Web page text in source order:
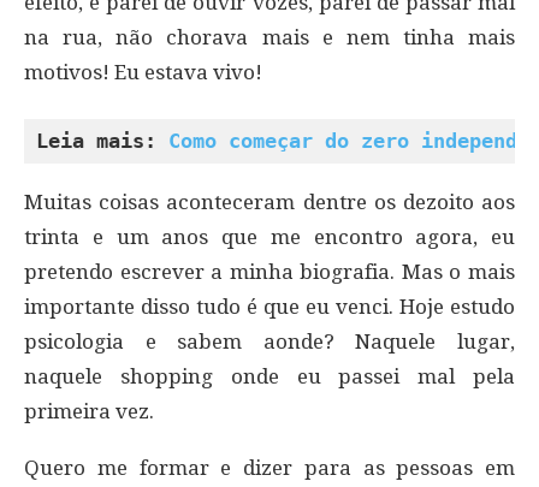
na rua, não chorava mais e nem tinha mais
motivos! Eu estava vivo!
Leia mais: Como começar do zero
Muitas coisas aconteceram dentre os dezoito aos
trinta e um anos que me encontro agora, eu
pretendo escrever a minha biografia. Mas o mais
importante disso tudo é que eu venci. Hoje estudo
psicologia e sabem aonde? Naquele lugar,
naquele shopping onde eu passei mal pela
primeira vez.
Quero me formar e dizer para as pessoas em